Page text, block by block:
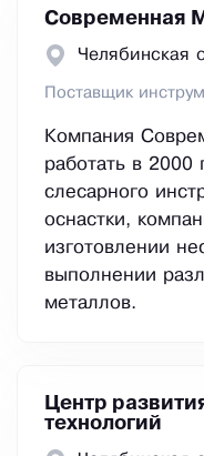
Современная
Челябинская
Поставщик
Компания
работать в 2000
слесарного
оснастки,
изготовлении
выполнении
металлов.
Центр
технологий